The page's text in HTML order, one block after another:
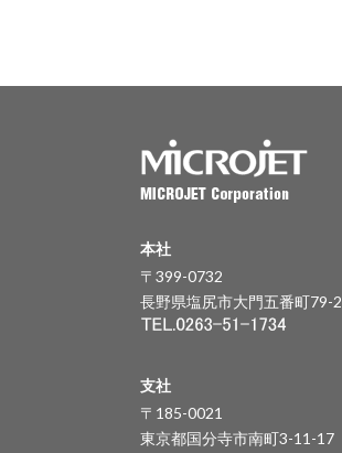
本社
〒399-0732
長野県塩尻市大門五番町79-2
支社
〒185-0021
東京都国分寺市南町3-11-17